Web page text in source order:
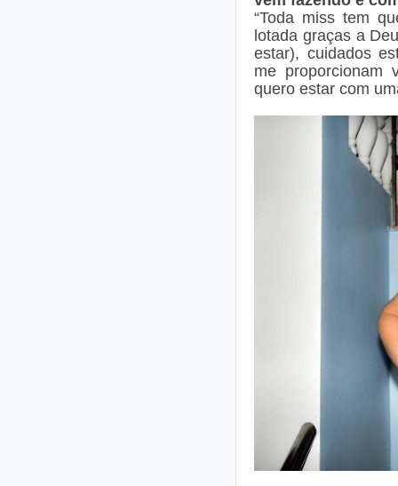
“Toda miss tem
lotada graças a
estar), cuidados
me proporcionam
quero estar com